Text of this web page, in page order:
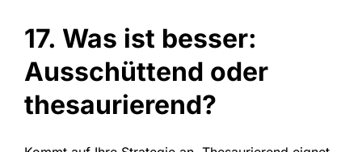
17. Was ist besser:
Ausschüttend oder
thesaurierend?